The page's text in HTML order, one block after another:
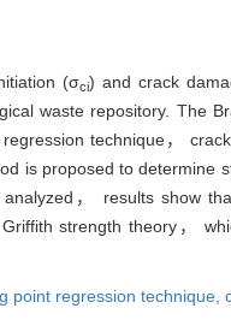
(σci) and crack
waste repository. The
technique，
is proposed to determine
， results show
strength theory，
point regression technique,